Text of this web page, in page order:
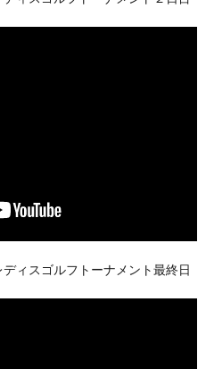
ィスゴルフトーナメント最終日